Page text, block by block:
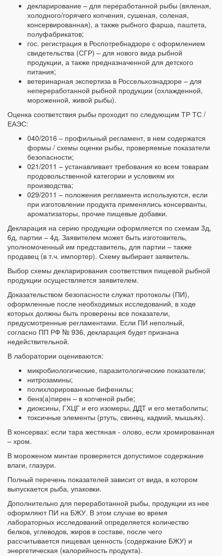
декларирование – для переработанной рыбы (вяленая,
холодного/горячего копчения, сушеная, соленая,
консервированная), а также рыбного фарша, паштета,
полуфабрикатов;
гос. регистрация в Роспотребнадзоре с оформлением
свидетельства (СГР) – для нового вида рыбной
продукции, а также предназначенной для детского
питания;
ветеринарная экспертиза в Россельхознадзоре – для
непереработанной рыбной продукции (охлажденной,
мороженной, живой рыбы).
Оценка соответствия рыбы проходит по следующим ТР ТС /
ЕАЭС:
040/2016 – профильный регламент, в нем содержатся
формы / схемы оценки рыбы, проверяемые показатели
безопасности;
021/2011 – устанавливает требования ко всем товарам
продовольственной категории и условиям их
производства;
029/2011 – положения регламента используются, если
при изготовлении продукта применялись консерванты,
ароматизаторы, прочие пищевые добавки.
Декларация на серию продукции оформляется по схемам 3д,
6д, партии – 4д. Заявителем может быть изготовитель,
уполномоченный им представитель, для партии – также
продавец (в т.ч. импортер). Схему выбирает заявитель.
Выбор схемы декларирования соответствия пищевой рыбной
продукции осуществляется заявителем.
Доказательством безопасности служат протоколы (ПИ),
оформленные после необходимых исследований, в ходе
которых должны быть проверены все показатели,
предусмотренные регламентами. Если ПИ неполный,
согласно ПП РФ № 936, декларация будет признана
недействительной.
В лаборатории оцениваются:
микробиологические, паразитологические показатели;
нитрозамины;
полихлорированные бифенилы;
бенз(а)пирен – в копченой рыбе;
диоксины, ГХЦГ и его изомеры, ДДТ и его метаболиты;
токсичные элементы (ртуть, свинец, кадмий, мышьяк).
В консервах: если тара жестяная - олово, если хромированная
– хром.
В мороженом минтае проверяется допустимое содержание
влаги, глазури.
Полный перечень показателей зависит от вида, в котором
выпускается рыба, упаковки.
Дополнительно для переработанной рыбы, продукции из нее
оформляют ПИ на БЖУ. В этом случае во время
лабораторных исследований определяется количество
белков, углеводов, жиров в составе, после чего
рассчитывается пищевая ценность (содержание БЖУ) и
энергетическая (калорийность продукта).